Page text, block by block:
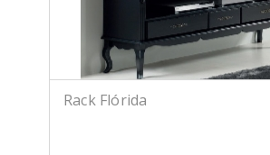
Rack Flórida